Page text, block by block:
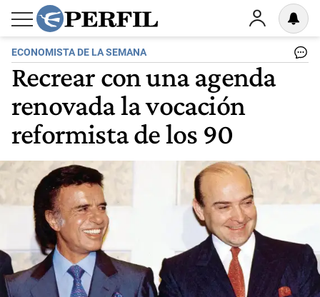
ECONOMISTA DE LA SEMANA
Recrear con una agenda
renovada la vocación
reformista de los 90